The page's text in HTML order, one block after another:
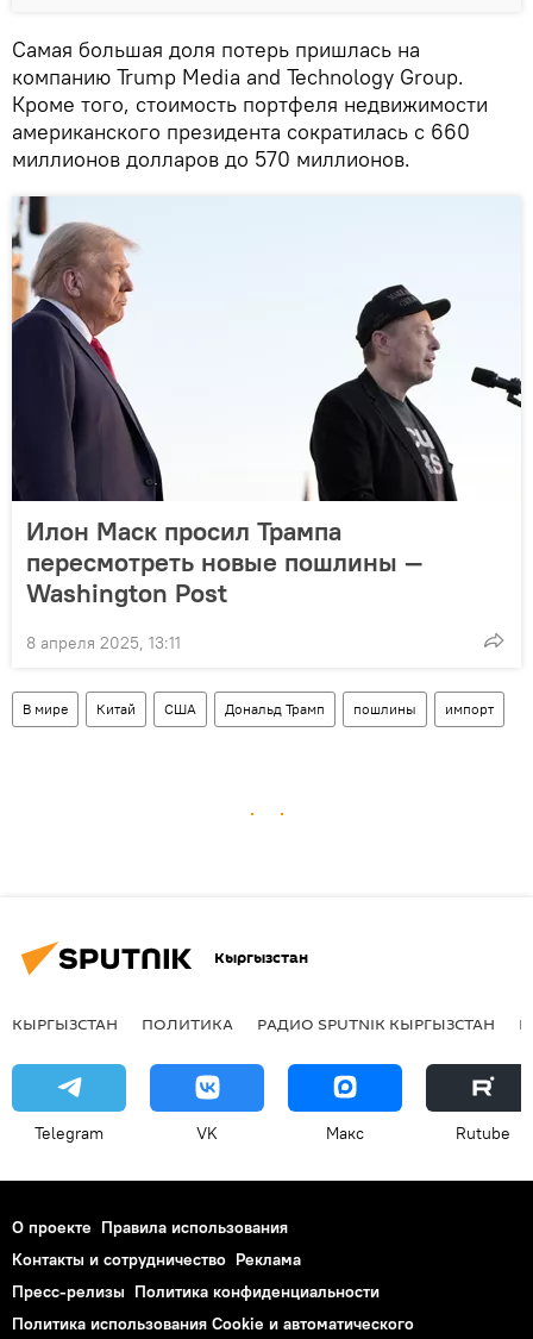
Самая большая доля потерь пришлась на
компанию Trump Media and Technology Group.
Кроме того, стоимость портфеля недвижимости
американского президента сократилась с 660
миллионов долларов до 570 миллионов.
Илон Маск просил Трампа
пересмотреть новые пошлины —
Washington Post
8 апреля 2025, 13:11
В мире Китай США Дональд Трамп пошлины импорт
Кыргызстан
КЫРГЫЗСТАН ПОЛИТИКА РАДИО SPUTNIK КЫРГЫЗСТАН
Telegram VK Макс Rutube
О проекте Правила использования
Контакты и сотрудничество Реклама
Пресс-релизы Политика конфиденциальности
Политика использования Cookie и автоматического